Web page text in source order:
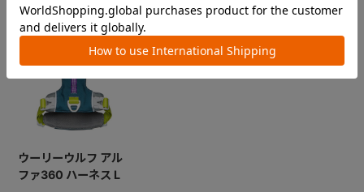
最近見た商品
ウーリーウルフ アル
ファ360 ハーネス L